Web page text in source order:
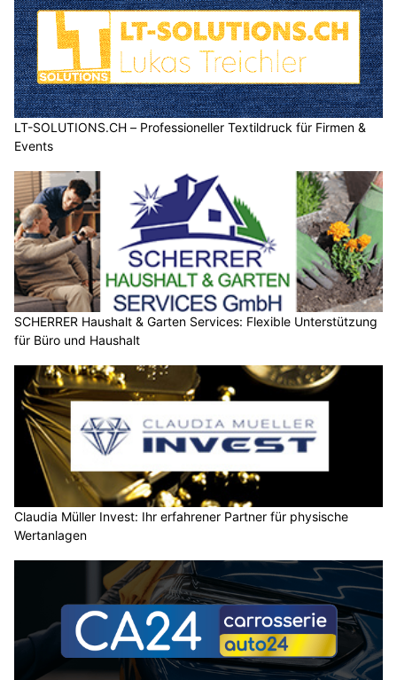
LT-SOLUTIONS.CH – Professioneller Textildruck für Firmen &
Events
SCHERRER Haushalt & Garten Services: Flexible Unterstützung
für Büro und Haushalt
Claudia Müller Invest: Ihr erfahrener Partner für physische
Wertanlagen